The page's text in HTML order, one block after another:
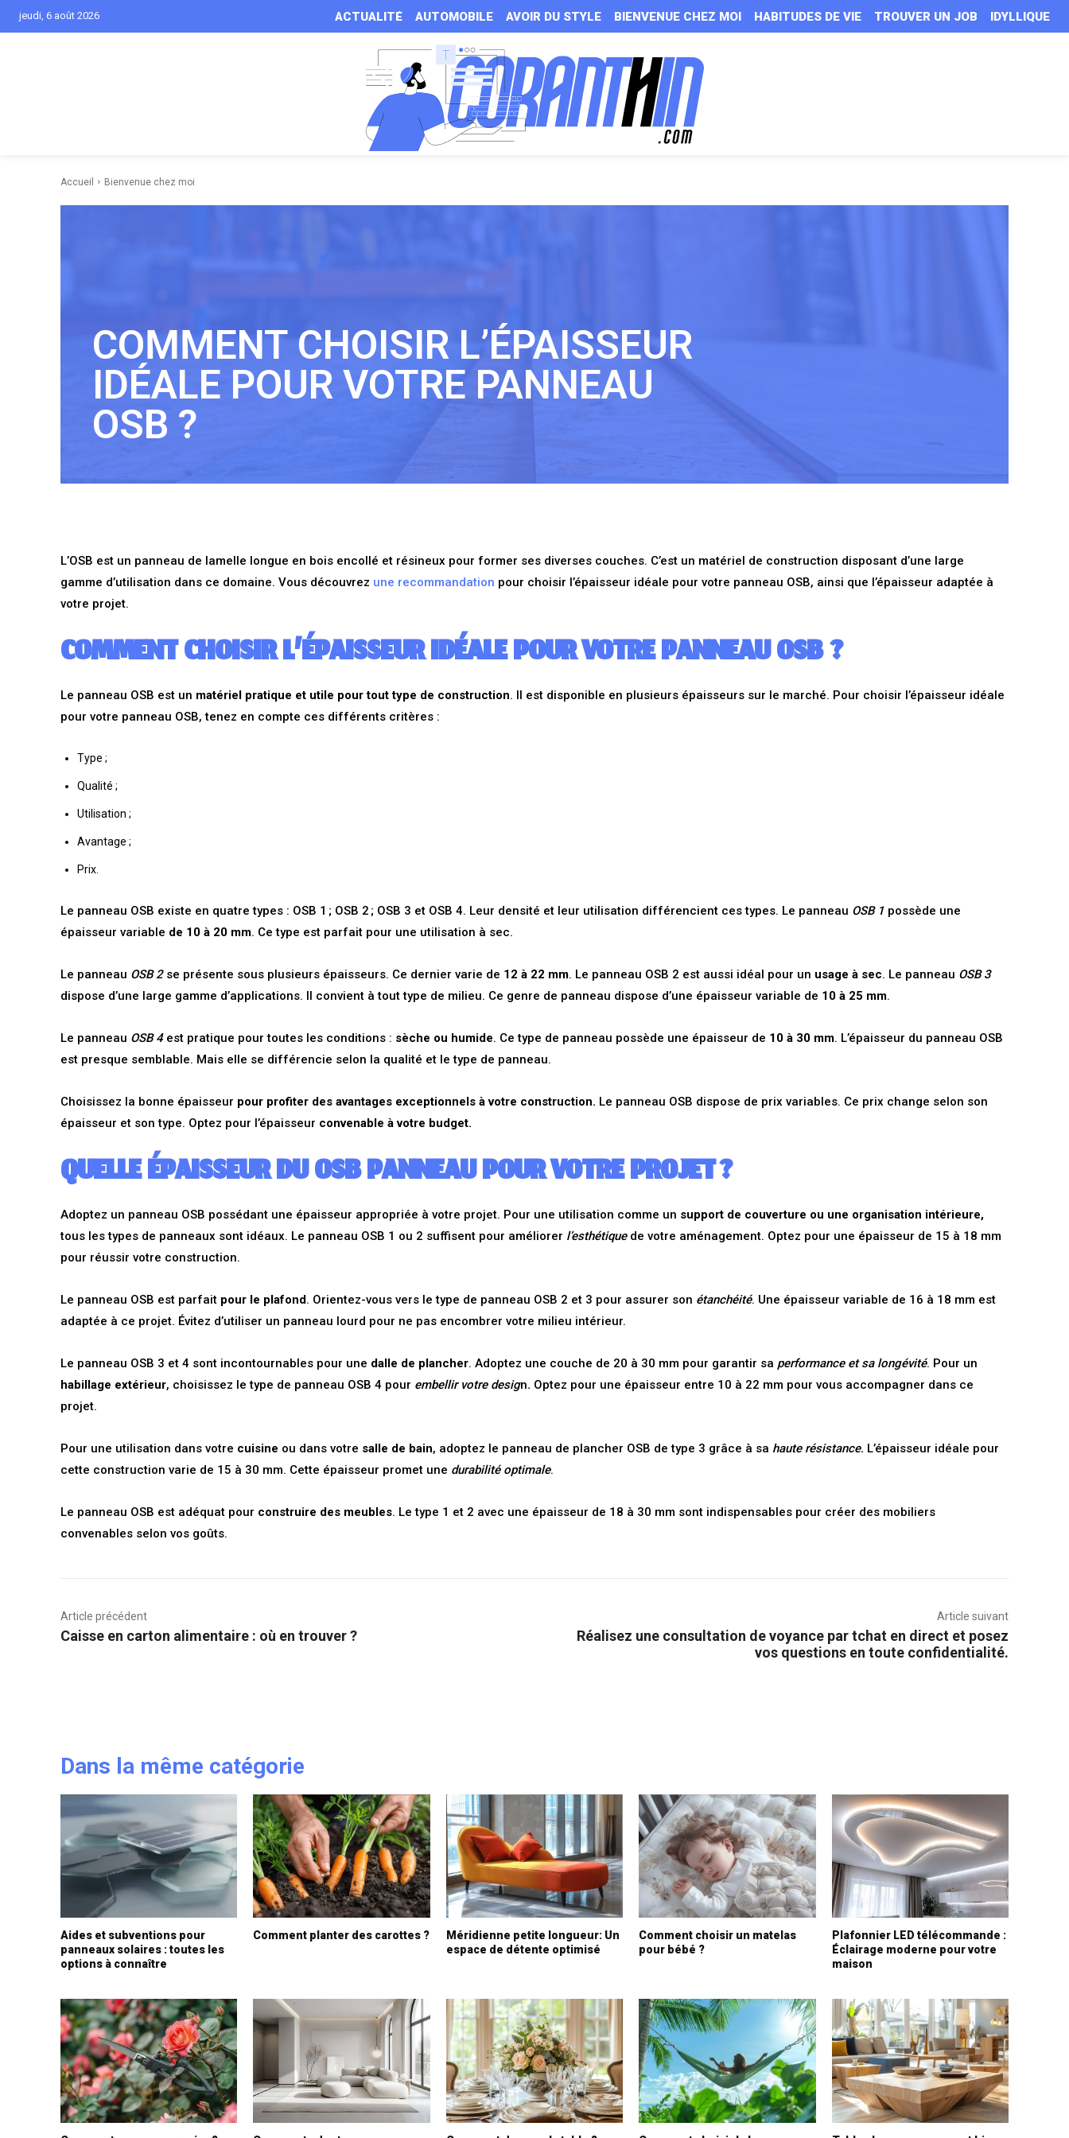
jeudi, 6 août 2026 ACTUALITÉ AUTOMOBILE AVOIR DU STYLE BIENVENUE CHEZ MOI HABITUDES DE VIE TROUVER UN JOB IDYLLIQUE
Accueil Bienvenue chez moi
COMMENT CHOISIR L’ÉPAISSEUR
IDÉALE POUR VOTRE PANNEAU
OSB ?
L’OSB est un panneau de lamelle longue en bois encollé et résineux pour former ses diverses couches. C’est un matériel de construction disposant d’une large
gamme d’utilisation dans ce domaine. Vous découvrez une recommandation pour choisir l’épaisseur idéale pour votre panneau OSB, ainsi que l’épaisseur adaptée à
votre projet.
COMMENT CHOISIR L’ÉPAISSEUR IDÉALE POUR VOTRE PANNEAU OSB ?
Le panneau OSB est un matériel pratique et utile pour tout type de construction. Il est disponible en plusieurs épaisseurs sur le marché. Pour choisir l’épaisseur idéale
pour votre panneau OSB, tenez en compte ces différents critères :
Type ;
Qualité ;
Utilisation ;
Avantage ;
Prix.
Le panneau OSB existe en quatre types : OSB 1 ; OSB 2 ; OSB 3 et OSB 4. Leur densité et leur utilisation différencient ces types. Le panneau OSB 1 possède une
épaisseur variable de 10 à 20 mm. Ce type est parfait pour une utilisation à sec.
Le panneau OSB 2se présente sous plusieurs épaisseurs. Ce dernier varie de 12 à 22 mm. Le panneau OSB 2 est aussi idéal pour un usage à sec. Le panneau OSB 3
dispose d’une large gamme d’applications. Il convient à tout type de milieu. Ce genre de panneau dispose d’une épaisseur variable de 10 à 25 mm.
Le panneau OSB 4 est pratique pour toutes les conditions : sèche ou humide. Ce type de panneau possède une épaisseur de 10 à 30 mm. L’épaisseur du panneau OSB
est presque semblable. Mais elle se différencie selon la qualité et le type de panneau.
Choisissez la bonne épaisseur pour profiter des avantages exceptionnels à votre construction. Le panneau OSB dispose de prix variables. Ce prix change selon son
épaisseur et son type. Optez pour l’épaisseur convenable à votre budget.
QUELLE ÉPAISSEUR DU OSB PANNEAU POUR VOTRE PROJET ?
Adoptez un panneau OSB possédant une épaisseur appropriée à votre projet. Pour une utilisation comme un support de couverture ou une organisation intérieure,
tous les types de panneaux sont idéaux. Le panneau OSB 1 ou 2 suffisent pour améliorer l’esthétiquede votre aménagement. Optez pour une épaisseur de 15 à 18 mm
pour réussir votre construction.
Le panneau OSB est parfait pour le plafond. Orientez-vous vers le type de panneau OSB 2 et 3 pour assurer son étanchéité. Une épaisseur variable de 16 à 18 mm est
adaptée à ce projet. Évitez d’utiliser un panneau lourd pour ne pas encombrer votre milieu intérieur.
Le panneau OSB 3 et 4 sont incontournables pour une dalle de plancher. Adoptez une couche de 20 à 30 mm pour garantir sa performance et sa longévité. Pour un
habillage extérieur, choisissez le type de panneau OSB 4 pour embellir votre design. Optez pour une épaisseur entre 10 à 22 mm pour vous accompagner dans ce
projet.
Pour une utilisation dans votre cuisine ou dans votre salle de bain, adoptez le panneau de plancher OSB de type 3 grâce à sa haute résistance. L’épaisseur idéale pour
cette construction varie de 15 à 30 mm. Cette épaisseur promet une durabilité optimale.
Le panneau OSB est adéquat pour construire des meubles. Le type 1 et 2 avec une épaisseur de 18 à 30 mm sont indispensables pour créer des mobiliers
convenables selon vos goûts.
Article précédent
Caisse en carton alimentaire : où en trouver ?
Article suivant
Réalisez une consultation de voyance par tchat en direct et posez
vos questions en toute confidentialité.
Dans la même catégorie
Aides et subventions pour
panneaux solaires : toutes les
options à connaître
Comment planter des carottes ?
Méridienne petite longueur: Un
espace de détente optimisé
Comment choisir un matelas
pour bébé ?
Plafonnier LED télécommande :
Éclairage moderne pour votre
maison